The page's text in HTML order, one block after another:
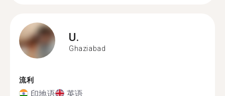
U.
Ghaziabad
流利
印地语 英语